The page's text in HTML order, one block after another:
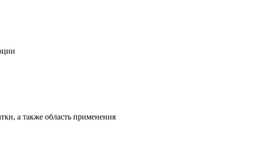
а также область применения